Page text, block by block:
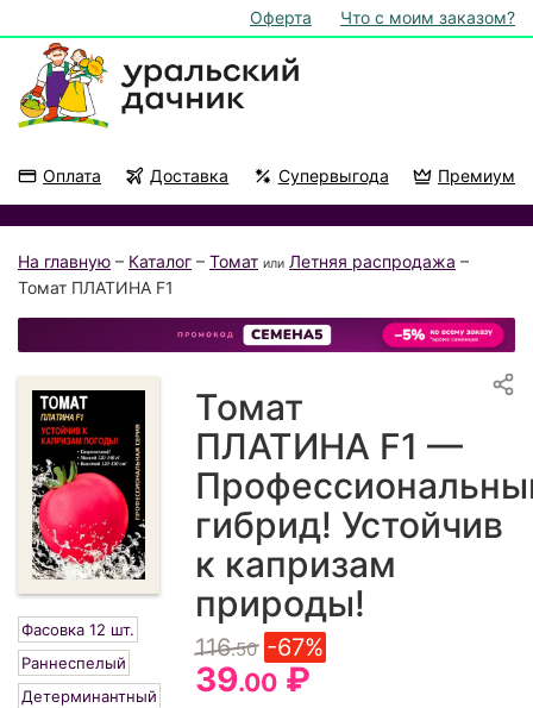
Оферта Что с моим заказом?
Оплата Доставка Супервыгода Премиум
На главную – Каталог – Томат или Летняя распродажа –
Томат ПЛАТИНА F1
Фасовка 12 шт.
Раннеспелый
Детерминантный
Томат
ПЛАТИНА F1 —
гибрид! Устойчив
к капризам
природы!
116.50 -67%
39.00 ₽